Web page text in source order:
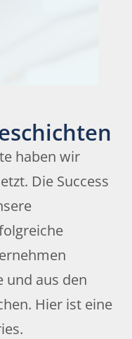
haben wir
Die Success
und aus den
Hier ist eine